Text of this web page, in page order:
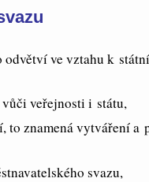
ve vztahu k
veřejnosti i státu,
znamená vytváření a
svazu,